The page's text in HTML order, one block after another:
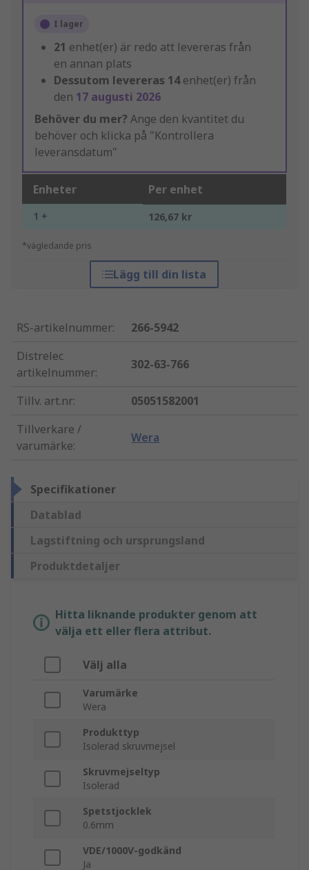
I lager
21 enhet(er) är redo att levereras från
en annan plats
Dessutom levereras 14enhet(er) från
den 17 augusti 2026
Behöver du mer? Ange den kvantitet du
behöver och klicka på "Kontrollera
leveransdatum"
Enheter Per enhet
1 + 126,67 kr
*vägledande pris
Lägg till din lista
RS-artikelnummer:
266-5942
Distrelec
artikelnummer:
302-63-766
Tillv. art.nr:
05051582001
Tillverkare /
varumärke:
Wera
Specifikationer
Datablad
Lagstiftning och ursprungsland
Produktdetaljer
Hitta liknande produkter genom att
välja ett eller flera attribut.
Välj alla
Varumärke
Wera
Produkttyp
Isolerad skruvmejsel
Skruvmejseltyp
Isolerad
Spetstjocklek
0.6mm
VDE/1000V-godkänd
Ja